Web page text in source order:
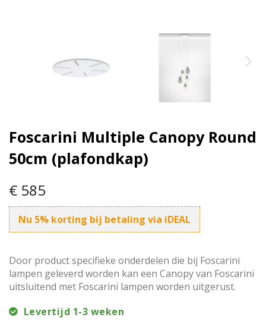
Foscarini Multiple Canopy Round
50cm (plafondkap)
€ 585
Nu 5% korting bij betaling via iDEAL
Door product specifieke onderdelen die bij Foscarini
lampen geleverd worden kan een Canopy van Foscarini
uitsluitend met Foscarini lampen worden uitgerust.
Levertijd 1-3 weken